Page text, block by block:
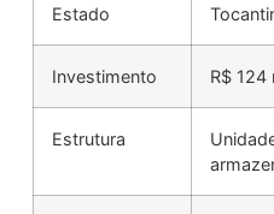
Estado
Investimento R$ 124
Estrutura